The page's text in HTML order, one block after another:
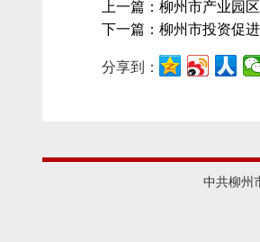
上一篇：柳州市产业园
下一篇：柳州市投资促
分享到：
中共柳州